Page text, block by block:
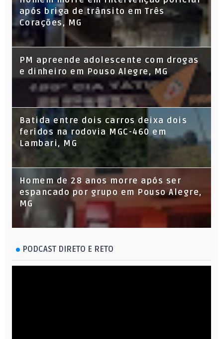
após briga de trânsito em Três
Corações, MG
PM apreende adolescente com drogas
e dinheiro em Pouso Alegre, MG
Batida entre dois carros deixa dois
feridos na rodovia MGC-460 em
Lambari, MG
Homem de 28 anos morre após ser
espancado por grupo em Pouso Alegre,
MG
PODCAST DIRETO E RETO